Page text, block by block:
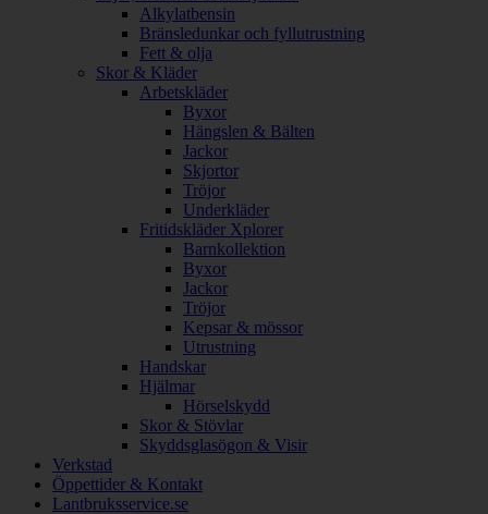
Alkylatbensin
Bränsledunkar och fyllutrustning
Fett & olja
Skor & Kläder
Arbetskläder
Byxor
Hängslen & Bälten
Jackor
Skjortor
Tröjor
Underkläder
Fritidskläder Xplorer
Barnkollektion
Byxor
Jackor
Tröjor
Kepsar & mössor
Utrustning
Handskar
Hjälmar
Hörselskydd
Skor & Stövlar
Skyddsglasögon & Visir
Verkstad
Öppettider & Kontakt
Lantbruksservice.se